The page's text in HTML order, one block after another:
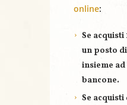
online:
Se acquisti
un posto
insieme
bancone.
Se acquisti